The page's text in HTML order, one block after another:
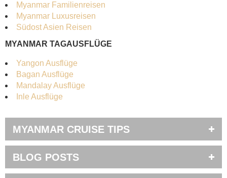
Myanmar Familienreisen
Myanmar Luxusreisen
Südost Asien Reisen
MYANMAR TAGAUSFLÜGE
Yangon Ausflüge
Bagan Ausflüge
Mandalay Ausflüge
Inle Ausflüge
MYANMAR CRUISE TIPS
BLOG POSTS